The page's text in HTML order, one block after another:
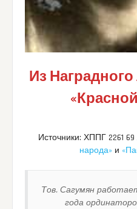
Из
Источники: ХППГ 2261
народа» и
Тов. Сагумян
года